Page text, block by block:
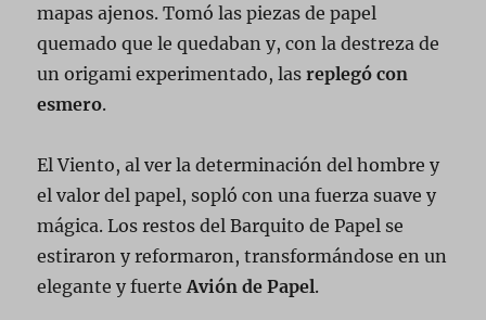
mapas ajenos. Tomó las piezas de papel
quemado que le quedaban y, con la destreza de
un origami experimentado, lasreplegó con
esmero.
El Viento, al ver la determinación del hombre y
el valor del papel, sopló con una fuerza suave y
mágica. Los restos del Barquito de Papel se
estiraron y reformaron, transformándose en un
elegante y fuerteAvión de Papel.